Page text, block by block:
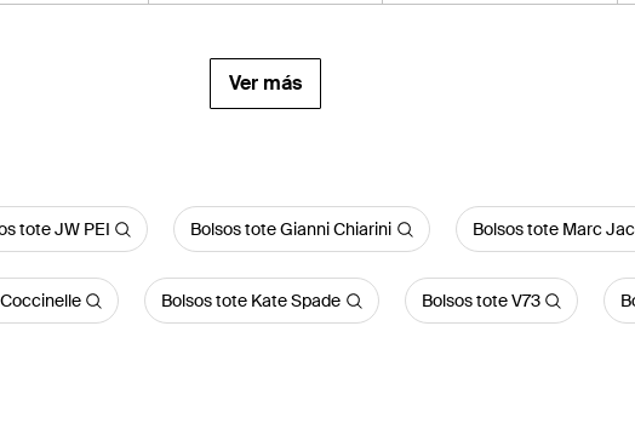
Ver más
tote JW PEI Bolsos tote Gianni Chiarini Bolsos tote Marc
Bolsos tote Kate Spade Bolsos tote V73